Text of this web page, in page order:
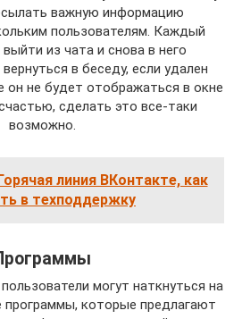
важную информацию
пользователям. Каждый
из чата и снова в него
в беседу, если удален
он не будет отображаться в окне
сделать это все-таки
возможно.
линия ВКонтакте, как
в техподдержку
могут наткнуться на
программы, которые предлагают